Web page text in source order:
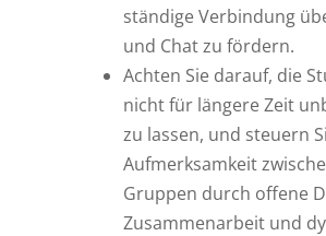
ständige Verbindung
und Chat zu fördern.
Achten Sie darauf, die
nicht für längere Zeit
zu lassen, und steuern
Aufmerksamkeit
Gruppen durch offene
Zusammenarbeit und